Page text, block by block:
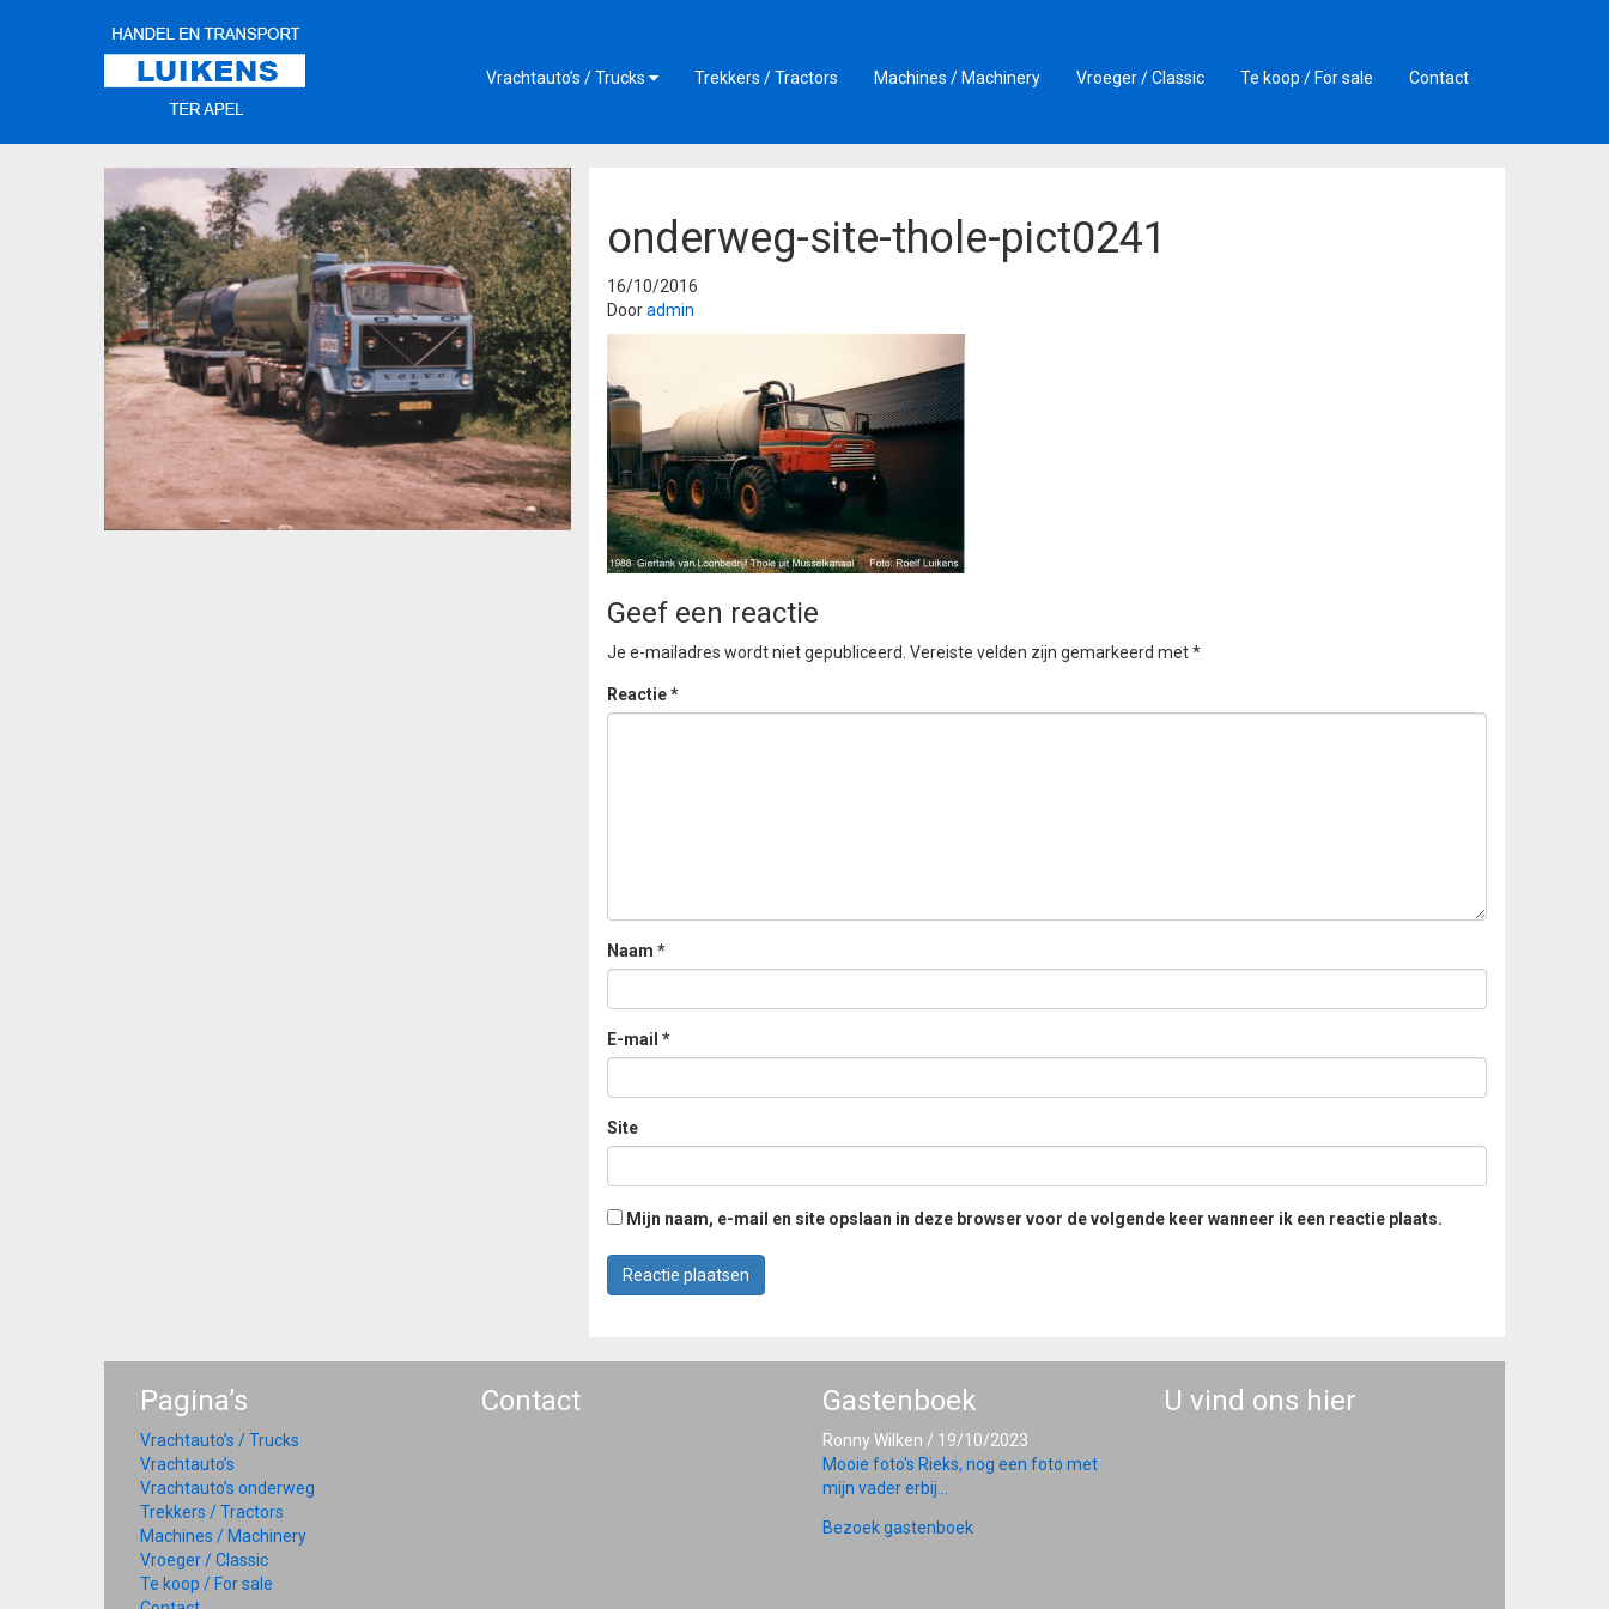
Vrachtauto’s / Trucks Trekkers / Tractors Machines / Machinery Vroeger / Classic Te koop / For sale Contact
onderweg-site-thole-pict0241
16/10/2016
Dooradmin
Geef een reactie
Je e-mailadres wordt niet gepubliceerd. Vereiste velden zijn gemarkeerd met*
Reactie*
Naam *
E-mail *
Site
Mijn naam, e-mail en site opslaan in deze browser voor de volgende keer wanneer ik een reactie plaats.
Pagina’s
Vrachtauto’s / Trucks
Vrachtauto’s
Vrachtauto’s onderweg
Trekkers / Tractors
Machines / Machinery
Vroeger / Classic
Te koop / For sale
Contact Gastenboek
Ronny Wilken / 19/10/2023
Mooie foto's Rieks, nog een foto met
mijn vader erbij...
Bezoek gastenboek
U vind ons hier